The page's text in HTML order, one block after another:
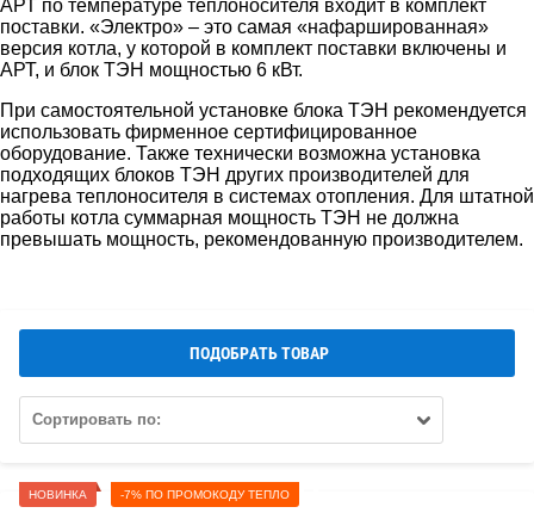
АРТ по температуре теплоносителя входит в комплект
поставки. «Электро» – это самая «нафаршированная»
версия котла, у которой в комплект поставки включены и
АРТ, и блок ТЭН мощностью 6 кВт.
При самостоятельной установке блока ТЭН рекомендуется
использовать фирменное сертифицированное
оборудование. Также технически возможна установка
подходящих блоков ТЭН других производителей для
нагрева теплоносителя в системах отопления. Для штатной
работы котла суммарная мощность ТЭН не должна
превышать мощность, рекомендованную производителем.
ПОДОБРАТЬ ТОВАР
Сортировать по:
НОВИНКА -7% ПО ПРОМОКОДУ ТЕПЛО